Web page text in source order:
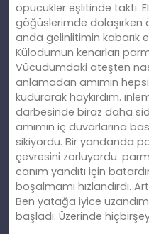
öpücükler eşlitinde taktı.
göğüslerimde dolaşırken
anda gelinlitimin kabarık
Külodumun kenarları
Vücudumdaki ateşten
anlamadan amımın
kudurarak haykırdım.
darbesinde biraz daha
amımın iç duvarlarına
sikiyordu. Bir yandanda
çevresini zorluyordu.
canım yandıtı için
boşalmamı hızlandırdı.
Ben yatağa iyice
başladı. Üzerinde